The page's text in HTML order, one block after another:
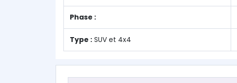
Phase :
Type : SUV et 4x4